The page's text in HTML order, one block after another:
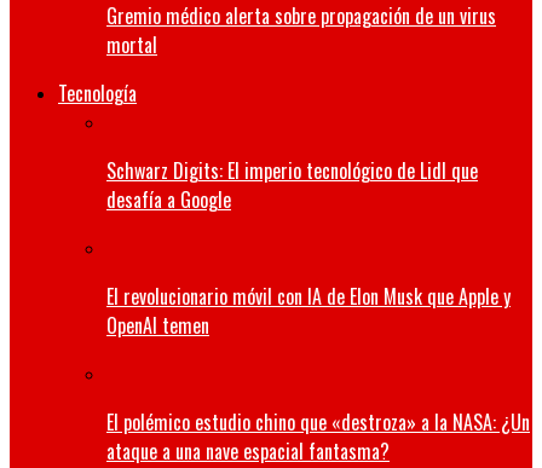
Gremio médico alerta sobre propagación de un virus
mortal
Tecnología
Schwarz Digits: El imperio tecnológico de Lidl que
desafía a Google
El revolucionario móvil con IA de Elon Musk que Apple y
OpenAI temen
El polémico estudio chino que «destroza» a la NASA: ¿Un
ataque a una nave espacial fantasma?